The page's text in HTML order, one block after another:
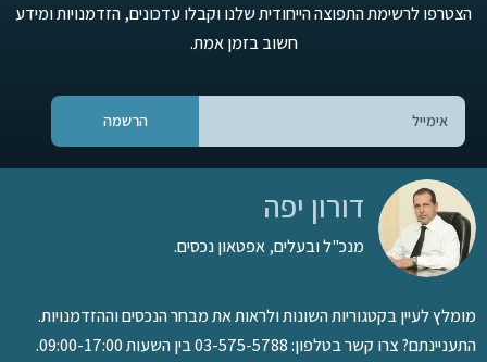
הצטרפו לרשימת התפוצה הייחודית שלנו וקבלו עדכונים, הזדמנויות ומידע
חשוב בזמן אמת.
הרשמה
דורון יפה
מנכ"ל ובעלים, אפטאון נכסים.
מומלץ לעיין בקטגוריות השונות ולראות את מבחר הנכסים וההזדמנויות.
התעניינתם? צרו קשר בטלפון: 03-575-5788 בין השעות 09:00-17:00.